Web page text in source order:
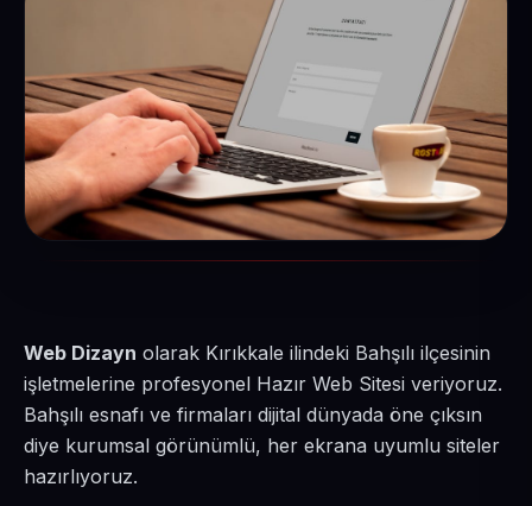
Web Dizayn olarak Kırıkkale ilindeki Bahşılı ilçesinin
işletmelerine profesyonel Hazır Web Sitesi veriyoruz.
Bahşılı esnafı ve firmaları dijital dünyada öne çıksın
diye kurumsal görünümlü, her ekrana uyumlu siteler
hazırlıyoruz.